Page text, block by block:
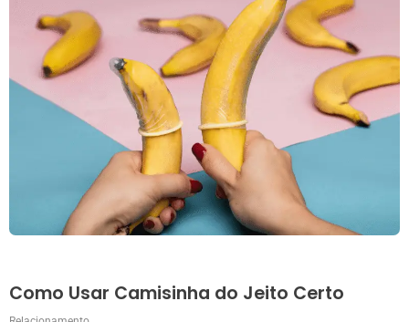
Como Usar Camisinha do Jeito Certo